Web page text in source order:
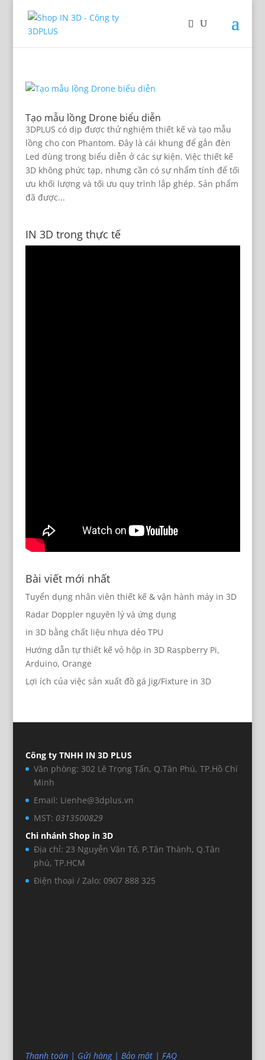
Tạo mẫu lồng Drone biểu diễn
3DPLUS có dịp được thử nghiệm thiết kế và tạo mẫu
lồng cho con Phantom. Đây là cái khung để gắn đèn
Led dùng trong biểu diễn ở các sự kiện. Việc thiết kế
3D không phức tạp, nhưng cần có sự nhẩm tính để tối
ưu khối lượng và tối ưu quy trình lắp ghép. Sản phẩm
đã được...
IN 3D trong thực tế
Bài viết mới nhất
Tuyển dụng nhân viên thiết kế & vận hành máy in 3D
Radar Doppler nguyên lý và ứng dụng
in 3D bằng chất liệu nhựa dẻo TPU
Hướng dẫn tự thiết kế vỏ hộp in 3D Raspberry Pi,
Arduino, Orange
Lợi ích của việc sản xuất đồ gá Jig/Fixture in 3D
Công ty TNHH IN 3D PLUS
Văn phòng: 302 Lê Trọng Tấn, Q.Tân Phú, TP.Hồ Chí
Minh
Email: Lienhe@3dplus.vn
MST: 0313500829
Chi nhánh Shop in 3D
Địa chỉ: 23 Nguyễn Văn Tố, P.Tân Thành, Q.Tân
phú, TP.HCM
Điện thoại / Zalo: 0907 888 325
Thanh toán| Gửi hàng| Bảo mật| FAQ